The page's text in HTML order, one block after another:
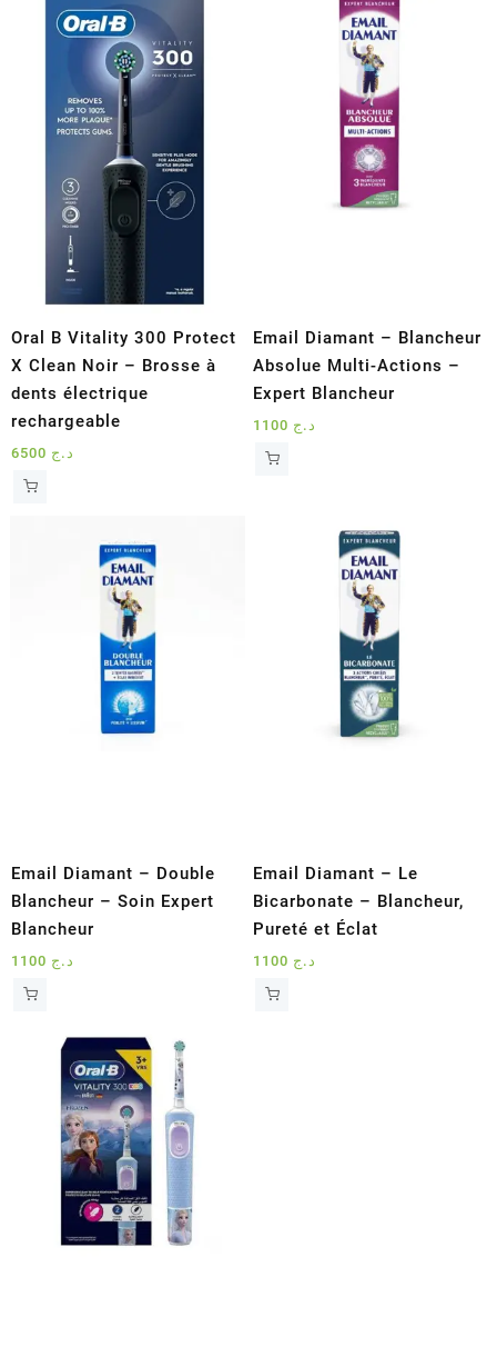
Oral B Vitality 300 Protect
X Clean Noir – Brosse à
dents électrique
rechargeable
د.ج
Email Diamant – Blancheur
Absolue Multi-Actions –
Expert Blancheur
د.ج
Email Diamant – Double
Blancheur – Soin Expert
Blancheur
د.ج
Email Diamant – Le
Bicarbonate – Blancheur,
Pureté et Éclat
د.ج